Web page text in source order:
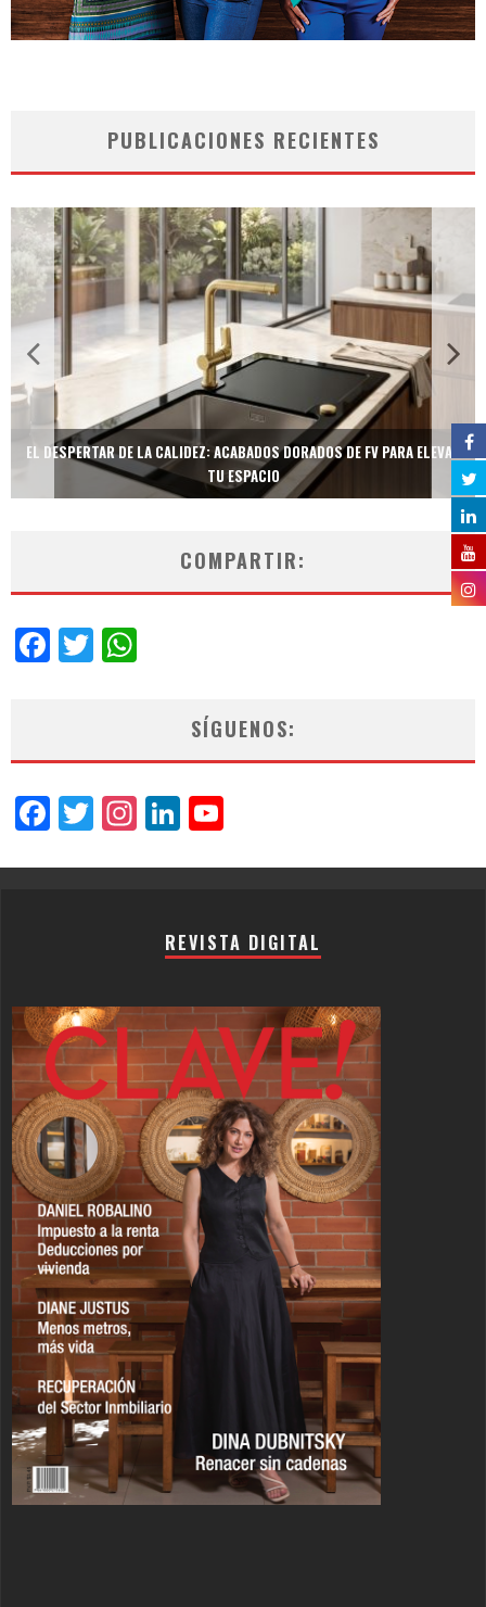
PUBLICACIONES RECIENTES
EL DESPERTAR DE LA CALIDEZ: ACABADOS DORADOS DE FV PARA ELEVAR
TU ESPACIO
COMPARTIR:
Facebook
Twitter
SÍGUENOS:
Facebook
Twitter
Instagram
LinkedIn
REVISTA DIGITAL